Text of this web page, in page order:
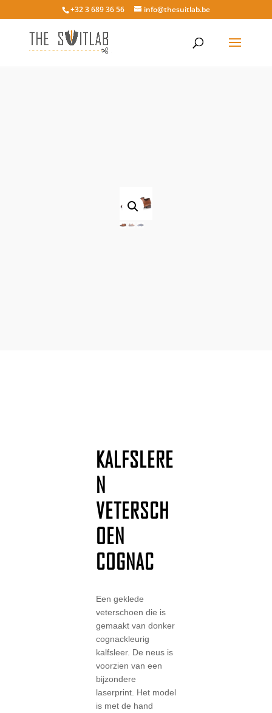
+32 3 689 36 56 info@thesuitlab.be
KALFSLERE
N
VETERSCH
OEN
COGNAC
Een geklede
veterschoen die is
gemaakt van donker
cognackleurig
kalfsleer. De neus is
voorzien van een
bijzondere
laserprint. Het model
is met de hand